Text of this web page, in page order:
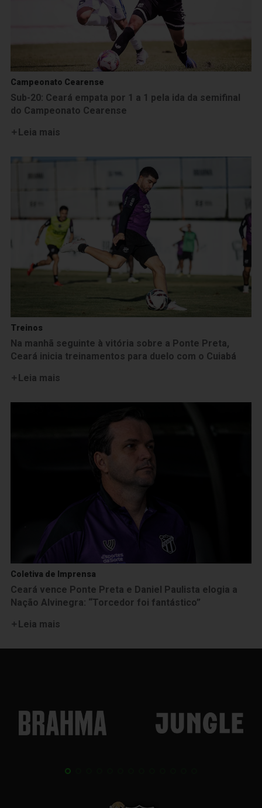
Campeonato Cearense
Sub-20: Ceará empata por 1 a 1 pela ida da semifinal
do Campeonato Cearense
Leia mais
Treinos
Na manhã seguinte à vitória sobre a Ponte Preta,
Ceará inicia treinamentos para duelo com o Cuiabá
Leia mais
Coletiva de Imprensa
Ceará vence Ponte Preta e Daniel Paulista elogia a
Nação Alvinegra: “Torcedor foi fantástico”
Leia mais